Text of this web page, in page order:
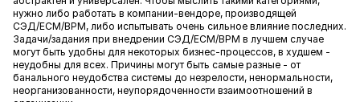
нужно либо работать в компании-вендоре, производящей
СЭД/ECM/BPM, либо испытывать очень сильное влияние последних.
Задачи/задания при внедрении СЭД/ECM/BPM в лучшем случае
могут быть удобны для некоторых бизнес-процессов, в худшем -
неудобны для всех. Причины могут быть самые разные - от
банального неудобства системы до незрелости, ненормальности,
неорганизованности, неупорядоченности взаимоотношений в